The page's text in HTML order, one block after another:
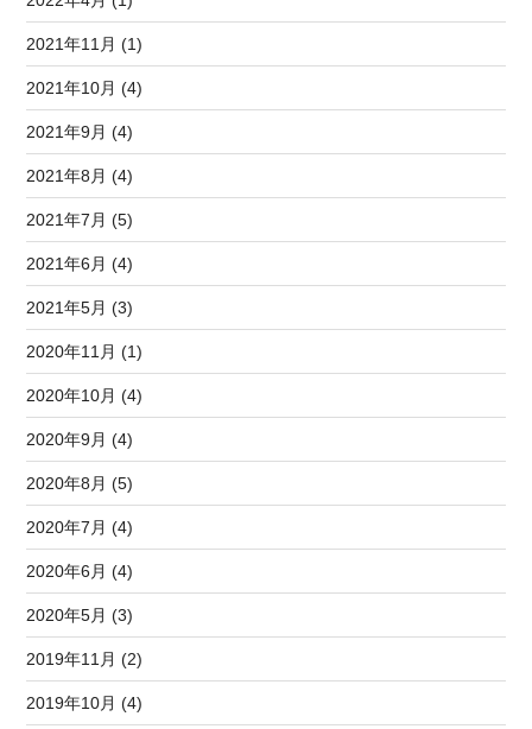
2021年11月 (1)
2021年10月 (4)
2021年9月 (4)
2021年8月 (4)
2021年7月 (5)
2021年6月 (4)
2021年5月 (3)
2020年11月 (1)
2020年10月 (4)
2020年9月 (4)
2020年8月 (5)
2020年7月 (4)
2020年6月 (4)
2020年5月 (3)
2019年11月 (2)
2019年10月 (4)